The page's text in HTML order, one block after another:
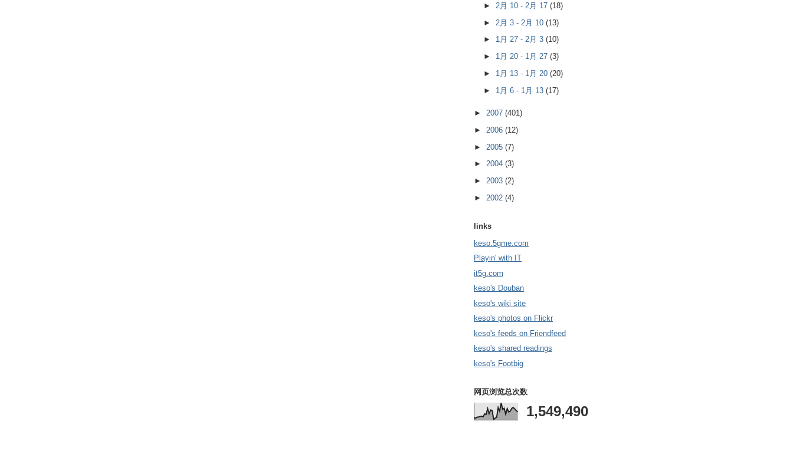
► 2月 10 - 2月 17 (18)
► 2月 3 - 2月 10 (13)
► 1月 27 - 2月 3 (10)
► 1月 20 - 1月 27 (3)
► 1月 13 - 1月 20 (20)
► 1月 6 - 1月 13 (17)
► 2007 (401)
► 2006 (12)
► 2005 (7)
► 2004 (3)
► 2003 (2)
► 2002 (4)
links
keso.5gme.com
Playin' with IT
it5g.com
keso's Douban
keso's wiki site
keso's photos on Flickr
keso's feeds on Friendfeed
keso's shared readings
keso's Footbig
网页浏览总次数
1,549,490